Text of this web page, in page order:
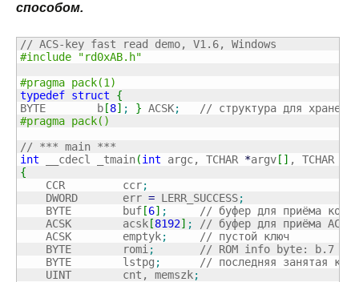
способом.
// ACS-key fast read demo, V1.6, Windows
#include "rd0xAB.h"
#pragma pack(1)
typedef struct
{
BYTE        b [8] ; } ACSK;
// структура для
#pragma pack()
// *** main ***
int __cdecl _tmain(int argc, TCHAR *argv [ ] , TCHAR
{
    CCR         ccr
;
    DWORD       err
= LERR_SUCCESS;
    BYTE        buf
[6] ;
// буфер для приёма
    ACSK        acsk
[8192] ;
// буфер для приёма ACS-
    ACSK        emptyk
;
// пустой ключ
    BYTE        romi
;
// ROM info byte: b.7 –
    BYTE        lstpg
;
// последняя занятая
    UINT        cnt, memszk
;